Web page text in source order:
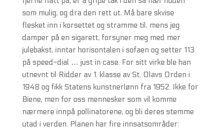
som mulig, og dra den rett ut. Må bare skvise
flesket inn i korsettet og stramme til, mens jeg
damper på en sigarett, forsyner meg med mer
julebakst, inntar horisontalen i sofaen og setter 113
på speed-dial … just in case. For sitt virke ble han
utnevnt til Ridder av 1. klasse av St. Olavs Orden i
1948 og fikk Statens kunstnerlønn fra 1952. Ikke for
Biene, men for oss mennesker som vil komme
nærmere innpå pollinatorene, og bli deres stemme
utad i verden. Planen har fire innsatsområder: